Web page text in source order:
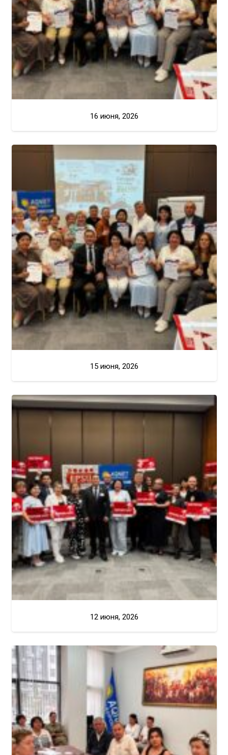
16 июня, 2026
15 июня, 2026
12 июня, 2026